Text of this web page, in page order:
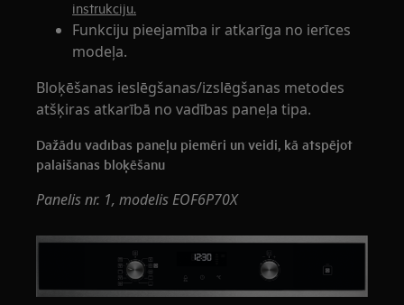
instrukciju.
Funkciju pieejamība ir atkarīga no ierīces
modeļa.
Bloķēšanas ieslēgšanas/izslēgšanas metodes
atšķiras atkarībā no vadības paneļa tipa.
Dažādu vadības paneļu piemēri un veidi, kā atspējot
palaišanas bloķēšanu
Panelis nr. 1, modelis EOF6P70X